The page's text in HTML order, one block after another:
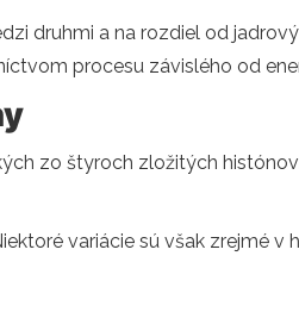
druhmi a na rozdiel od
procesu závislého od
zo štyroch zložitých
variácie sú však zrejmé